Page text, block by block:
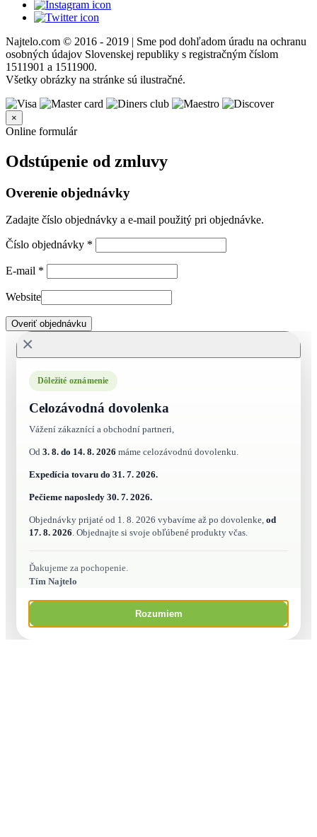
Najtelo.com © 2016 - 2019 | Sme pod dohľadom úradu na ochranu
osobných údajov Slovenskej republiky s registračným číslom
1511901 a 1511900.
Všetky obrázky na stránke sú ilustračné.
×
Online formulár
Odstúpenie od zmluvy
Overenie objednávky
Zadajte číslo objednávky a e-mail použitý pri objednávke.
Číslo objednávky *
E-mail *
Website
Overiť objednávku
×
Dôležité oznámenie
Celozávodná dovolenka
Vážení zákaznící a obchodní partneri,
Od 3. 8. do 14. 8. 2026 máme celozávodnú dovolenku.
Expedícia tovaru do 31. 7. 2026.
Pečieme naposledy 30. 7. 2026.
Objednávky prijaté od 1. 8. 2026 vybavíme až po dovolenke, od
17. 8. 2026. Objednajte si svoje obľúbené produkty včas.
Ďakujeme za pochopenie.
Tím Najtelo
Rozumiem